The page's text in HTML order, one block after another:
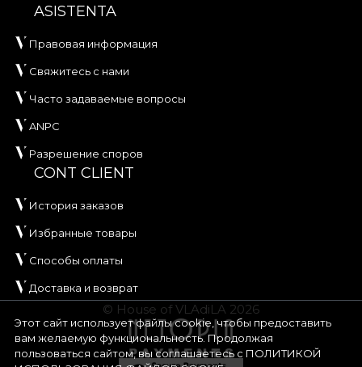
Этот сайт использует файлы cookie, чтобы предоставить
вам желаемую функциональность. Продолжая
пользоваться сайтом, вы соглашаетесь с ПОЛИТИКОЙ
ASISTENTA
Правовая информация
Свяжитесь с нами
Часто задаваемые вопросы
ANPC
Разрешение споров
CONT CLIENT
История заказов
Избранные товары
Способы оплаты
Доставка и возврат
© House of VLAdiLA 2026